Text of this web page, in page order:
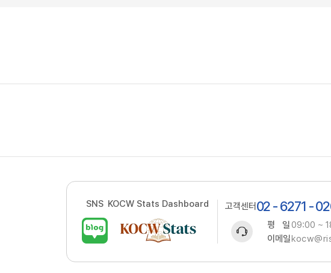
SNS KOCW Stats Dashboard 고객센터 02 - 6271 -
평 일09:00 ~
이메일